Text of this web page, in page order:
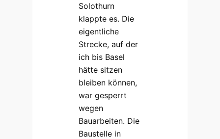
Solothurn
klappte es. Die
eigentliche
Strecke, auf der
ich bis Basel
hätte sitzen
bleiben können,
war gesperrt
wegen
Bauarbeiten. Die
Baustelle in